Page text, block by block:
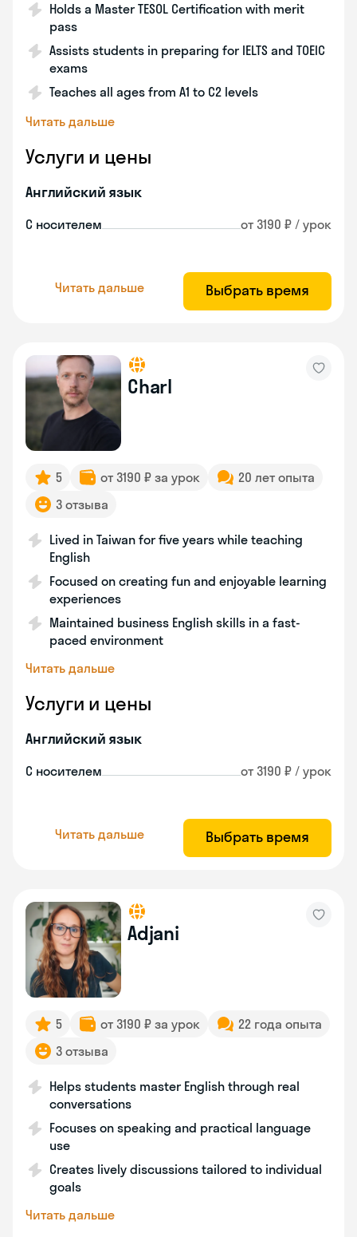
Holds a Master TESOL Certification with merit
pass
Assists students in preparing for IELTS and TOEIC
exams
Teaches all ages from A1 to C2 levels
Читать дальше
Услуги и цены
Английский язык
С носителем от 3190 ₽ / урок
Читать дальше Выбрать время
Charl
5 от 3190 ₽ за урок
20 лет опыта
3 отзыва
Lived in Taiwan for five years while teaching
English
Focused on creating fun and enjoyable learning
experiences
Maintained business English skills in a fast-
paced environment
Читать дальше
Услуги и цены
Английский язык
С носителем от 3190 ₽ / урок
Читать дальше Выбрать время
Adjani
5 от 3190 ₽ за урок
22 года опыта
3 отзыва
Helps students master English through real
conversations
Focuses on speaking and practical language
use
Creates lively discussions tailored to individual
goals
Читать дальше